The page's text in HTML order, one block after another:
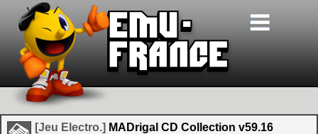
[Jeu Electro.] MADrigal CD Collection v59.16